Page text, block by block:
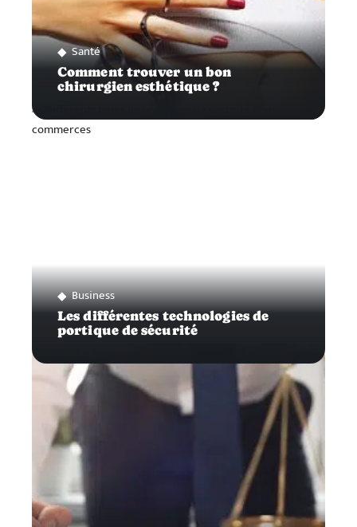
Santé
Comment trouver un bon
chirurgien esthétique ?
Business
Les différentes technologies de
portique de sécurité